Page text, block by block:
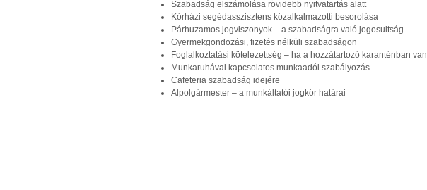
Szabadság elszámolása rövidebb nyitvatartás alatt
Kórházi segédasszisztens közalkalmazotti besorolása
Párhuzamos jogviszonyok – a szabadságra való jogosultság
Gyermekgondozási, fizetés nélküli szabadságon
Foglalkoztatási kötelezettség – ha a hozzátartozó karanténban van
Munkaruhával kapcsolatos munkaadói szabályozás
Cafeteria szabadság idejére
Alpolgármester – a munkáltatói jogkör határai